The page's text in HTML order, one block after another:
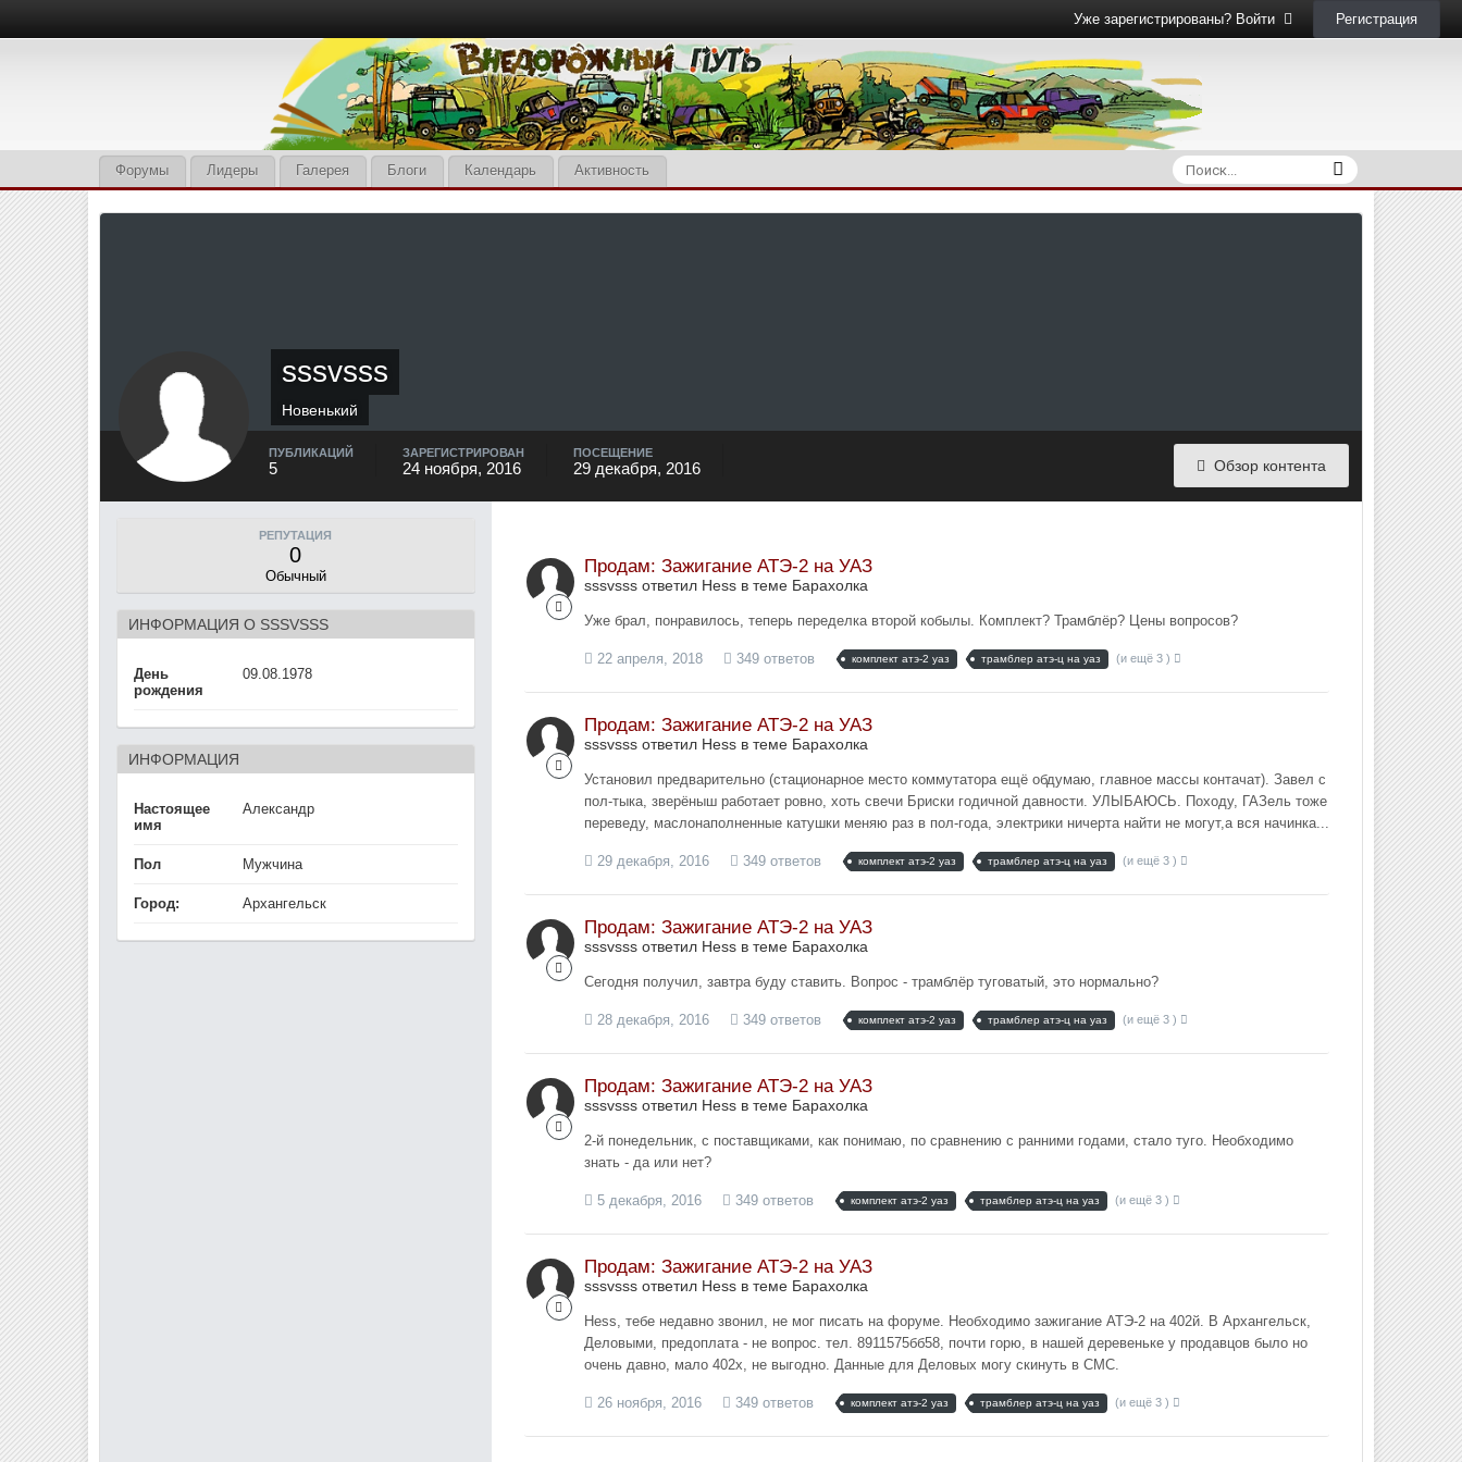
Уже зарегистрированы? Войти Регистрация
Форумы Лидеры Галерея Блоги Календарь Активность
sssvsss
Новенький
Обзор контента
ПУБЛИКАЦИЙ
5
ЗАРЕГИСТРИРОВАН
24 ноября, 2016
ПОСЕЩЕНИЕ
29 декабря, 2016
РЕПУТАЦИЯ
0
Обычный
ИНФОРМАЦИЯ О SSSVSSS
День
рождения
09.08.1978
ИНФОРМАЦИЯ
Настоящее
имя
Александр
Пол Мужчина
Город: Архангельск
Продам: Зажигание АТЭ-2 на УАЗ
sssvsss ответил Hess в теме Барахолка
Уже брал, понравилось, теперь переделка второй кобылы. Комплект? Трамблёр? Цены вопросов?
22 апреля, 2018 349 ответов комплект атэ-2 уаз трамблер атэ-ц на уаз (и ещё 3 )
Продам: Зажигание АТЭ-2 на УАЗ
sssvsss ответил Hess в теме Барахолка
Установил предварительно (стационарное место коммутатора ещё обдумаю, главное массы контачат). Завел с
пол-тыка, зверёныш работает ровно, хоть свечи Бриски годичной давности. УЛЫБАЮСЬ. Походу, ГАЗель тоже
переведу, маслонаполненные катушки меняю раз в пол-года, электрики ничерта найти не могут,а вся начинка...
29 декабря, 2016 349 ответов комплект атэ-2 уаз трамблер атэ-ц на уаз (и ещё 3 )
Продам: Зажигание АТЭ-2 на УАЗ
sssvsss ответил Hess в теме Барахолка
Сегодня получил, завтра буду ставить. Вопрос - трамблёр туговатый, это нормально?
28 декабря, 2016 349 ответов комплект атэ-2 уаз трамблер атэ-ц на уаз (и ещё 3 )
Продам: Зажигание АТЭ-2 на УАЗ
sssvsss ответил Hess в теме Барахолка
2-й понедельник, с поставщиками, как понимаю, по сравнению с ранними годами, стало туго. Необходимо
знать - да или нет?
5 декабря, 2016 349 ответов комплект атэ-2 уаз трамблер атэ-ц на уаз (и ещё 3 )
Продам: Зажигание АТЭ-2 на УАЗ
sssvsss ответил Hess в теме Барахолка
Hess, тебе недавно звонил, не мог писать на форуме. Необходимо зажигание АТЭ-2 на 402й. В Архангельск,
Деловыми, предоплата - не вопрос. тел. 8911575бб58, почти горю, в нашей деревеньке у продавцов было но
очень давно, мало 402х, не выгодно. Данные для Деловых могу скинуть в СМС.
26 ноября, 2016 349 ответов комплект атэ-2 уаз трамблер атэ-ц на уаз (и ещё 3 )